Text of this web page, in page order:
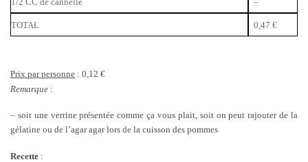
TOTAL 0,47 €
Prix par personne : 0,12 €
Remarque :
– soit une verrine présentée comme ça vous plait, soit on peut rajouter de la
gélatine ou de l’agar agar lors de la cuisson des pommes
Recette :